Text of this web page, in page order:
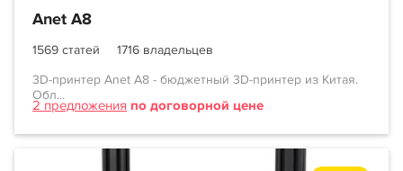
Anet A8
1569 статей
1716 владельцев
3D-принтер Anet A8 - бюджетный 3D-принтер из Китая.
Обл...
2 предложения по договорной цене